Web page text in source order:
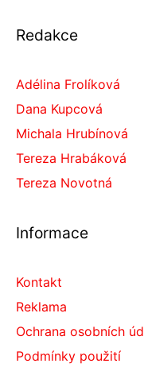
Redakce
Adélina Frolíková
Dana Kupcová
Michala Hrubínová
Tereza Hrabáková
Tereza Novotná
Informace
Kontakt
Reklama
Ochrana osobních
Podmínky použití